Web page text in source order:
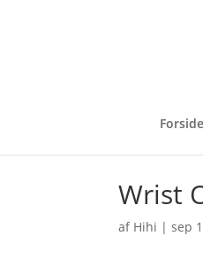
Forside
Wrist
af Hihi |sep